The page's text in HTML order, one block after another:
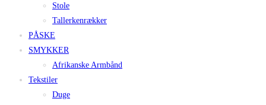
Stole
Tallerkenrækker
PÅSKE
SMYKKER
Afrikanske Armbånd
Tekstiler
Duge